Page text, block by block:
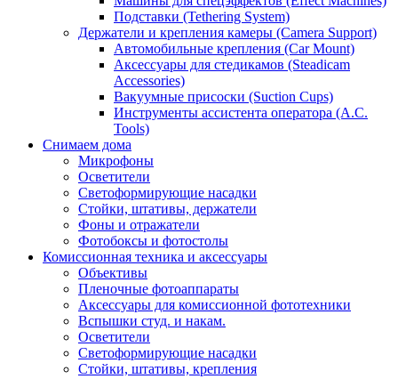
Подставки (Tethering System)
Держатели и крепления камеры (Camera Support)
Автомобильные крепления (Car Mount)
Аксессуары для стедикамов (Steadicam
Accessories)
Вакуумные присоски (Suction Cups)
Инструменты ассистента оператора (A.C.
Tools)
Снимаем дома
Микрофоны
Осветители
Светоформирующие насадки
Стойки, штативы, держатели
Фоны и отражатели
Фотобоксы и фотостолы
Комиссионная техника и аксессуары
Объективы
Пленочные фотоаппараты
Аксессуары для комиссионной фототехники
Вспышки студ. и накам.
Осветители
Светоформирующие насадки
Стойки, штативы, крепления